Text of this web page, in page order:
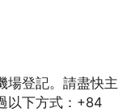
場登記。請盡快主
以下方式：+84